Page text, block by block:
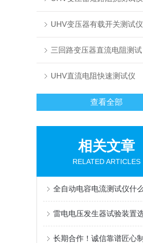
UHV变压器有载开关测试仪
三回路变压器直流电阻测试
UHV直流电阻快速测试仪
查看全部
相关文章
RELATED ARTICLES